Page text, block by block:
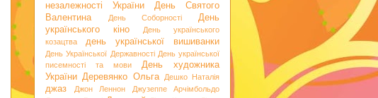
незалежності України
День Святого
Валентина
День Соборності
День
українського кіно
День українського
козацтва
день української вишиванки
День Української Державності День української
писемності та мови
День художника
України Деревянко Ольга Дешко Наталія
джаз Джон Леннон
Джузеппе Арчімбольдо